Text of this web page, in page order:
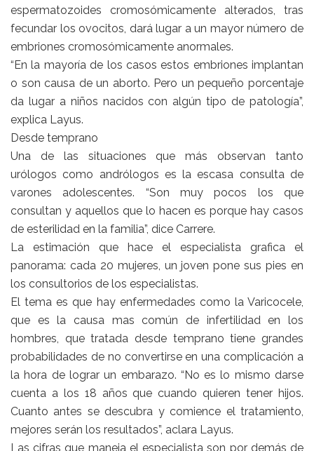
espermatozoides cromosómicamente alterados, tras
fecundar los ovocitos, dará lugar a un mayor número de
embriones cromosómicamente anormales.
“En la mayoría de los casos estos embriones implantan
o son causa de un aborto. Pero un pequeño porcentaje
da lugar a niños nacidos con algún tipo de patología”,
explica Layus.
Desde temprano
Una de las situaciones que más observan tanto
urólogos como andrólogos es la escasa consulta de
varones adolescentes. “Son muy pocos los que
consultan y aquellos que lo hacen es porque hay casos
de esterilidad en la familia”, dice Carrere.
La estimación que hace el especialista grafica el
panorama: cada 20 mujeres, un joven pone sus pies en
los consultorios de los especialistas.
El tema es que hay enfermedades como la Varicocele,
que es la causa mas común de infertilidad en los
hombres, que tratada desde temprano tiene grandes
probabilidades de no convertirse en una complicación a
la hora de lograr un embarazo. “No es lo mismo darse
cuenta a los 18 años que cuando quieren tener hijos.
Cuanto antes se descubra y comience el tratamiento,
mejores serán los resultados”, aclara Layus.
Las cifras que maneja el especialista son por demás de